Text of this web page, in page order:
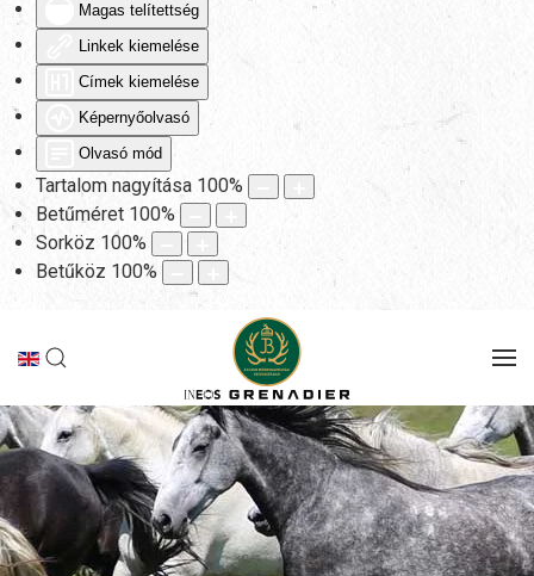
Magas telítettség
Linkek kiemelése
Címek kiemelése
Képernyőolvasó
Olvasó mód
Tartalom nagyítása 100%
Betűméret 100%
Sorköz 100%
Betűköz 100%